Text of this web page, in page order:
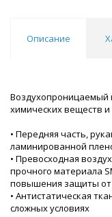
Описание
Воздухопроницаемый
химических веществ
• Передняя часть,
ламинированной
• Превосходная
прочного материала
повышения защиты от
• Антистатическая
сложных условиях